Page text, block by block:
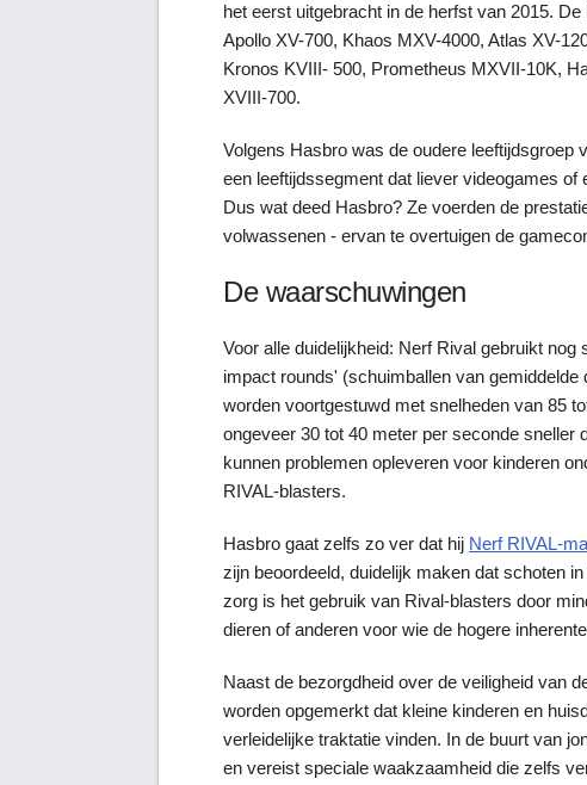
het eerst uitgebracht in de herfst van 2015.
Apollo XV-700, Khaos MXV-4000, Atlas XV-
Kronos KVIII- 500, Prometheus MXVII-10K,
XVIII-700.
Volgens Hasbro was de oudere leeftijdsgroep
een leeftijdssegment dat liever videogames
Dus wat deed Hasbro? Ze voerden de
volwassenen - ervan te overtuigen de
De waarschuwingen
Voor alle duidelijkheid: Nerf Rival gebruikt
impact rounds' (schuimballen van
worden voortgestuwd met snelheden van 85
ongeveer 30 tot 40 meter per seconde sneller
kunnen problemen opleveren voor kinderen
RIVAL-blasters.
Hasbro gaat zelfs zo ver dat hij Nerf RIVAL-
zijn beoordeeld, duidelijk maken dat schoten
zorg is het gebruik van Rival-blasters door
dieren of anderen voor wie de hogere
Naast de bezorgdheid over de veiligheid van
worden opgemerkt dat kleine kinderen en
verleidelijke traktatie vinden. In de buurt van
en vereist speciale waakzaamheid die zelfs